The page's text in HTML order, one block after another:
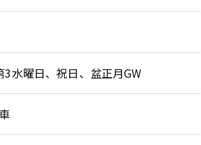
水曜日、祝日、盆正月GW